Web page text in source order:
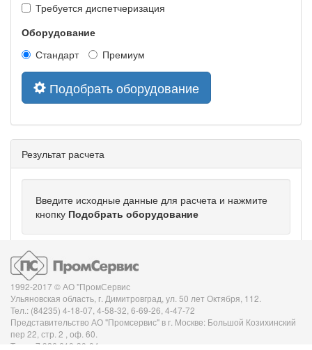
Требуется диспетчеризация
Оборудование
Стандарт
Премиум
Подобрать оборудование
Результат расчета
Введите исходные данные для расчета и нажмите
кнопку Подобрать оборудование
1992-2017 © АО "ПромСервис
Ульяновская область г. Димитровград ул. 50 лет Октября, 112
Тел.: (84235) 4-18-07, 4-58-32, 6-69-26, 4-47-72
Представительство АО "Промсервис" в г. Москве: Большой Козихинский
пер 22, стр. 2 , оф. 60.
Тел.: +7 926 610-30-04